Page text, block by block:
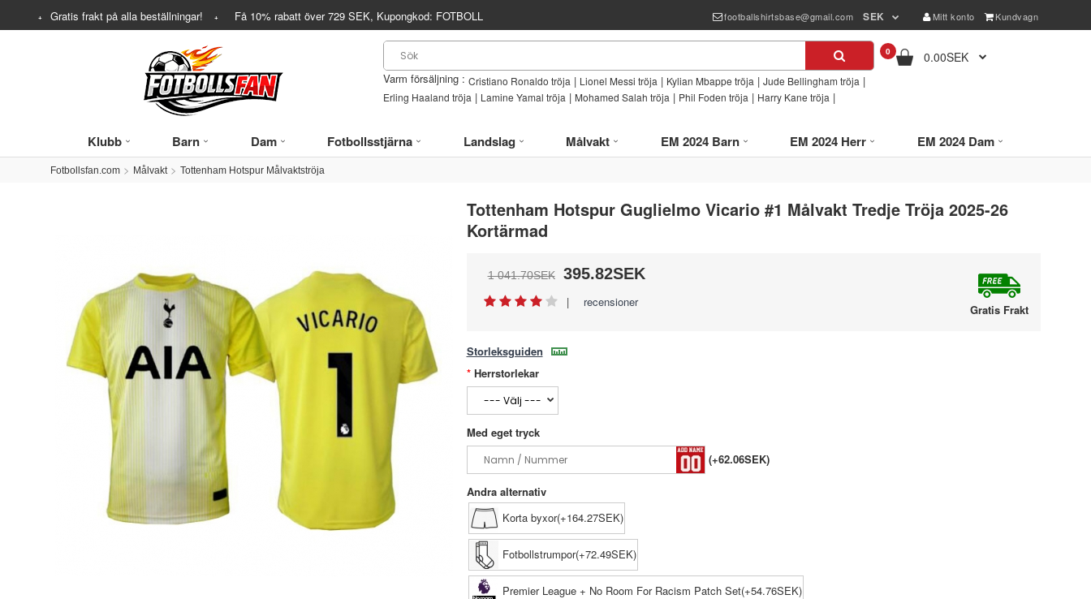
Gratis frakt på alla beställningar! Få 10% rabatt över729 SEK, Kupongkod: FOTBOLL footballshirtsbase@gmail.com SEK Mitt konto Kundvagn
Varm försäljning : Cristiano Ronaldo tröja | Lionel Messi tröja | Kylian Mbappe tröja | Jude Bellingham tröja |
Erling Haaland tröja | Lamine Yamal tröja | Mohamed Salah tröja | Phil Foden tröja | Harry Kane tröja |
0 0.00SEK
Klubb Barn Dam Fotbollsstjärna Landslag Målvakt EM 2024 Barn EM 2024 Herr EM 2024 Dam
Fotbollsfan.com Målvakt Tottenham Hotspur Målvaktströja
Tottenham Hotspur Guglielmo Vicario #1 Målvakt Tredje Tröja 2025-26
Kortärmad
1 041.70SEK 395.82SEK
| recensioner
Gratis Frakt
Storleksguiden
Herrstorlekar
Med eget tryck
(+62.06SEK)
Andra alternativ
Korta byxor(+164.27SEK)
Fotbollstrumpor(+72.49SEK)
Premier League + No Room For Racism Patch Set(+54.76SEK)